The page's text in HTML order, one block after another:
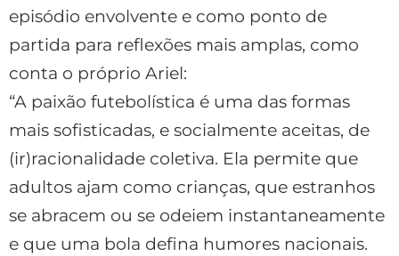
episódio envolvente e como ponto de
partida para reflexões mais amplas, como
conta o próprio Ariel:
“A paixão futebolística é uma das formas
mais sofisticadas, e socialmente aceitas, de
(ir)racionalidade coletiva. Ela permite que
adultos ajam como crianças, que estranhos
se abracem ou se odeiem instantaneamente
e que uma bola defina humores nacionais.